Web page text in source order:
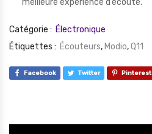
meilleure expérience d’écoute.
Catégorie : Électronique
Étiquettes : Écouteurs, Modio,Q11
Facebook Twitter Pinterest